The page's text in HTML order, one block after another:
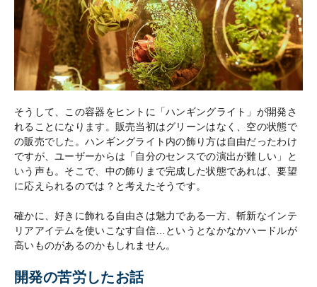
そうして、この容器をヒントに「ハンギングライト」が開発さ
れることになります。販売当初はグリーンはなく、空の状態で
の販売でした。ハンギングライト内の飾り方は自由だったわけ
ですが、ユーザーからは「自分のセンスでの演出が難しい」と
いう声も。そこで、中の飾りまで完成した状態であれば、要望
に応えられるのでは？と考えたそうです。
確かに、好きに飾れる自由さは魅力である一方、斬新なインテ
リアアイテムを使いこなす自信…というとなかなかハードルが
高いものがあるのかもしれません。
開発の苦労したお話